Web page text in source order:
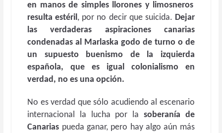
en manos de simples llorones y limosneros
resulta estéril, por no decir que suicida. Dejar
las verdaderas aspiraciones canarias
condenadas al Marlaska godo de turno o de
un supuesto buenismo de la izquierda
española, que es igual colonialismo en
verdad, no es una opción.
No es verdad que sólo acudiendo al escenario
internacional la lucha por lasoberanía de
Canarias pueda ganar, pero hay algo aún más